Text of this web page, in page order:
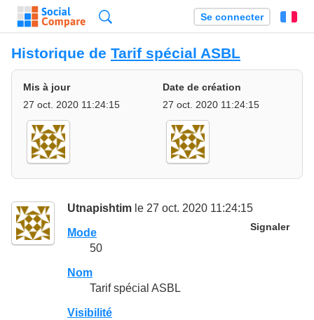
Se connecter
Historique de Tarif spécial ASBL
Mis à jour
27 oct. 2020 11:24:15
Date de création
27 oct. 2020 11:24:15
Utnapishtim le 27 oct. 2020 11:24:15
Signaler
Mode
50
Nom
Tarif spécial ASBL
Visibilité